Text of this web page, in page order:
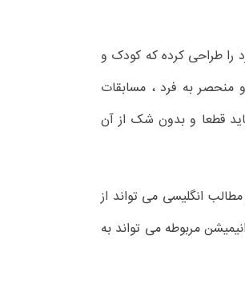
را طراحی کرده که کودک و
منحصر به فرد ، مسابقات
قطعا و بدون شک از آن
انگلیسی می تواند از
مربوطه می تواند به